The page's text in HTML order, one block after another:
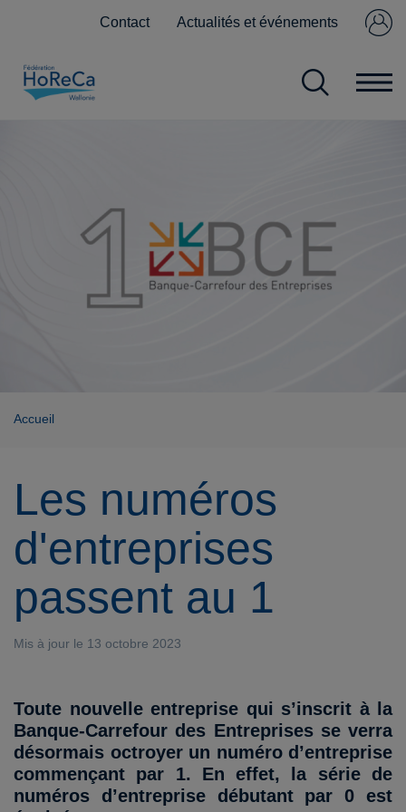
Contact Actualités et événements
membre ?
Accueil
Les numéros
d'entreprises
passent au 1
Mis à jour le 13 octobre 2023
Toute nouvelle entreprise qui s’inscrit à la
Banque-Carrefour des Entreprises se verra
désormais octroyer un numéro d’entreprise
commençant par 1. En effet, la série de
numéros d’entreprise débutant par 0 est